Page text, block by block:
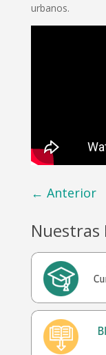
urbanos.
← Anterior
Nuestras